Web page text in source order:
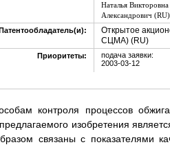
Наталья
Александрович (RU)
Открытое
СЦМА) (RU)
Приоритеты:
подача заявки:
2003-03-12
контроля процессов
изобретения
связаны с показателями